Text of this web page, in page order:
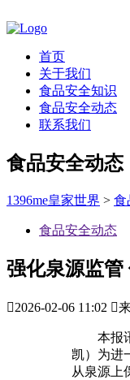
首页
关于我们
食品安全知识
食品安全动态
联系我们
食品安全动态
1396me皇家世界 > 食
食品安全动态
强化泉源监管
2026-02-06 11:02 
本报讯
凯）为进
从泉源上